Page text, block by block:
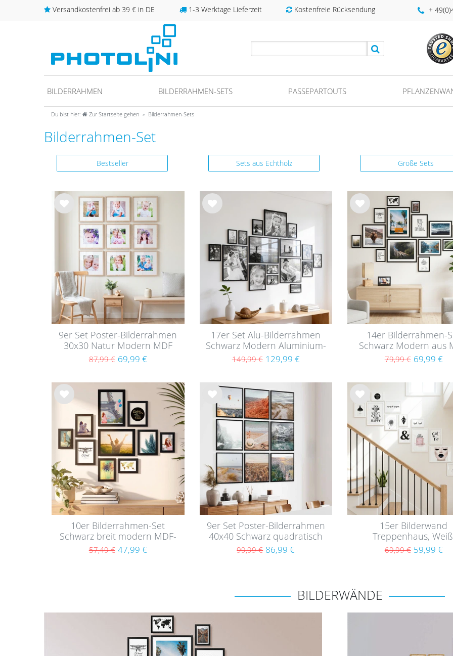
Versandkostenfrei ab 39 € in DE 1-3 Werktage Lieferzeit Kostenfreie Rücksendung +
BILDERRAHMEN BILDERRAHMEN-SETS PASSEPARTOUTS
Du bist hier: Zur Startseite gehen Bilderrahmen-Sets
Bilderrahmen-Set
Bestseller Sets aus Echtholz Große Sets
Wu
9er Set Poster-Bilderrahmen
30x30 Natur Modern MDF
mit Passepartout
87,99 € 69,99 €
Wu
17er Set Alu-Bilderrahmen
Schwarz Modern Aluminium-
Rahmen
149,99 € 129,99 €
Wu
nsc
hlist
e
14er Bilderrahmen-
Schwarz Modern aus
79,99 € 69,99 €
Wu
e
10er Bilderrahmen-Set
Schwarz breit modern MDF-
Holz mit Acrylglas
57,49 € 47,99 €
Wu
hlist
9er Set Poster-Bilderrahmen
40x40 Schwarz quadratisch
MDF mit Acrylglas
99,99 € 86,99 €
Wu
nsc
e
15er Bilderwand
Treppenhaus,
Bilderrahmen-Set aus
69,99 € 59,99 €
BILDERWÄNDE